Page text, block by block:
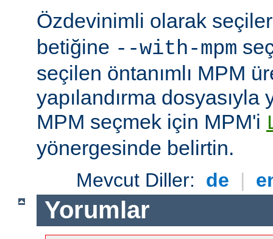
Özdevinimli olarak
betiğine --with-mpm
seçilen öntanımlı MPM
yapılandırma dosyasıyla
MPM seçmek için MPM'i
yönergesinde belirtin.
Mevcut Diller: de |
Yorumlar